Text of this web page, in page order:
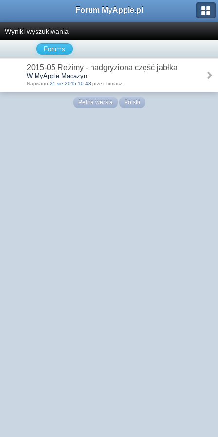
Forum MyApple.pl
Wyniki wyszukiwania
Forums
2015-05 Reżimy - nadgryziona część jabłka
W MyApple Magazyn
Napisano 21 sie 2015 10:43 przez tomasz
Pełna wersja Polski